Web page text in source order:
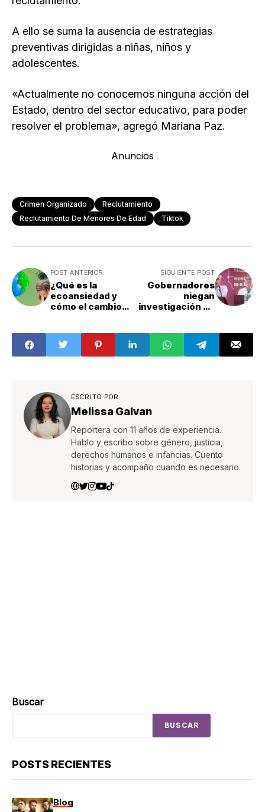
A ello se suma la ausencia de estrategias
preventivas dirigidas a niñas, niños y
adolescentes.
«Actualmente no conocemos ninguna acción del
Estado, dentro del sector educativo, para poder
resolver el problema», agregó Mariana Paz.
Anuncios
Crimen Organizado
Reclutamiento
Reclutamiento De Menores De Edad
Tiktok
POST ANTERIOR
¿Qué es la
ecoansiedad y
cómo el cambio
salud mental de
los jóvenes?
SIGUIENTE POST
Gobernadores
niegan
investigación de
'es una nota sin
fuentes';
Américo
ESCRITO POR
Melissa Galvan
Reportera con 11 años de experiencia.
Hablo y escribo sobre género, justicia,
derechos humanos e infancias. Cuento
historias y acompaño cuando es necesario.
Buscar
BUSCAR
POSTS RECIENTES
Blog